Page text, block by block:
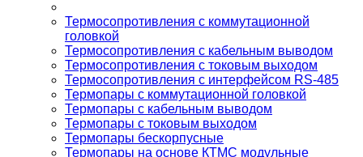
Термосопротивления с коммутационной
головкой
Термосопротивления с кабельным выводом
Термосопротивления с токовым выходом
Термосопротивления с интерфейсом RS-485
Термопары с коммутационной головкой
Термопары с кабельным выводом
Термопары с токовым выходом
Термопары бескорпусные
Термопары на основе КТМС модульные